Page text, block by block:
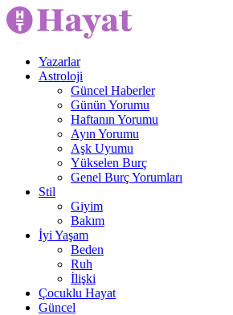
Yazarlar
Astroloji
Güncel Haberler
Günün Yorumu
Haftanın Yorumu
Ayın Yorumu
Aşk Uyumu
Yükselen Burç
Genel Burç Yorumları
Stil
Giyim
Bakım
İyi Yaşam
Beden
Ruh
İlişki
Çocuklu Hayat
Güncel